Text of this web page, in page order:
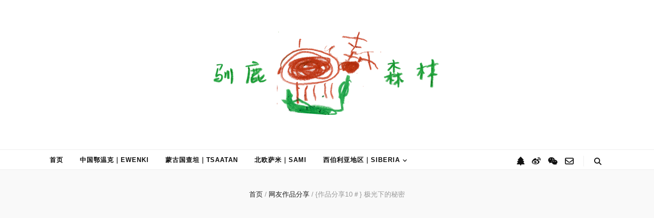
首页 中国鄂温克｜EWENKI 蒙古国查坦｜TSAATAN 北欧萨米｜SAMI 西伯利亚地区｜SIBERIA
首页 / 网友作品分享 / {作品分享10＃} 极光下的秘密